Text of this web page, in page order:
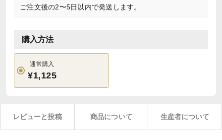
ご注文後の2〜5日以内で発送します。
購入方法
通常購入
¥1,125
レビューと投稿 商品について 生産者について